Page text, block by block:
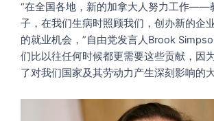
“在全国各地，新的加拿大人努力工作——
子，在我们生病时照顾我们，创办新的企
的就业机会，”自由党发言人Brook
们比以往任何时候都更需要这些贡献，因
了对我们国家及其劳动力产生深刻影响的